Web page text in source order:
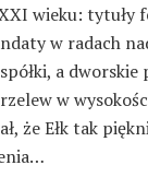
wieku: tytuły
w radach
a dworskie
w
że Ełk tak